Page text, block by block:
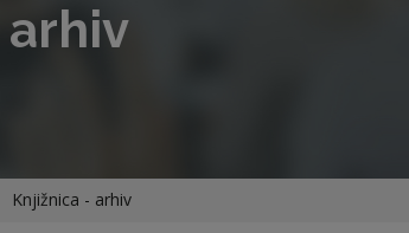
arhiv
Knjižnica - arhiv